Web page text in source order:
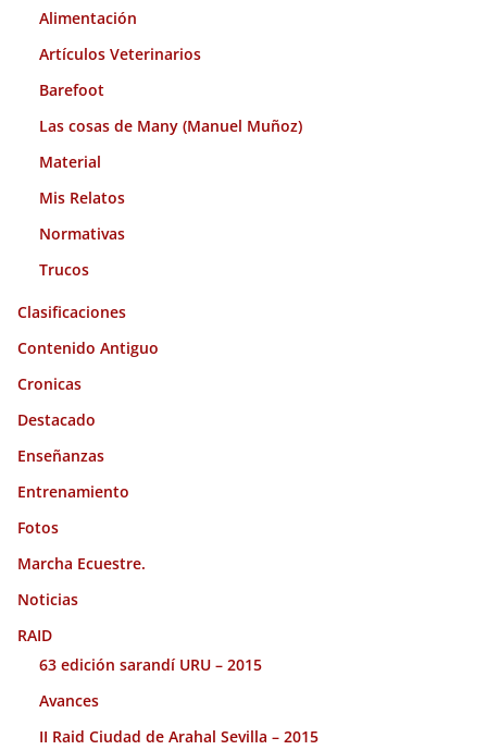
Alimentación
Artículos Veterinarios
Barefoot
Las cosas de Many (Manuel Muñoz)
Material
Mis Relatos
Normativas
Trucos
Clasificaciones
Contenido Antiguo
Cronicas
Destacado
Enseñanzas
Entrenamiento
Fotos
Marcha Ecuestre.
Noticias
RAID
63 edición sarandí URU – 2015
Avances
II Raid Ciudad de Arahal Sevilla – 2015